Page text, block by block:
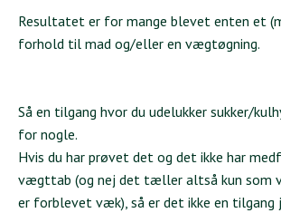
Resultatet er for mange blevet enten et
forhold til mad og/eller en vægtøgning.
Så en tilgang hvor du udelukker sukker/
for nogle.
Hvis du har prøvet det og det ikke har
vægttab (og nej det tæller altså kun som
er forblevet væk), så er det ikke en tilgang